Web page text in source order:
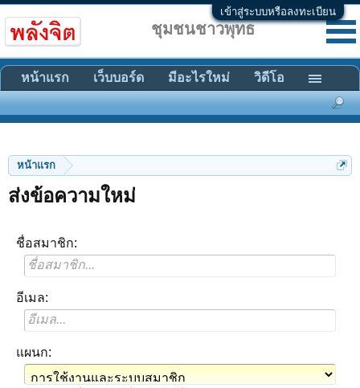
เข้าสู่ระบบหรือลงทะเบียน
หน้าแรก
ส่งข้อความใหม่
ชื่อสมาชิก:
อีเมล:
แผนก:
ชุมชนชาวพุทธ
หน้าแรก เว็บบอร์ด มีอะไรใหม่ วิดีโอ